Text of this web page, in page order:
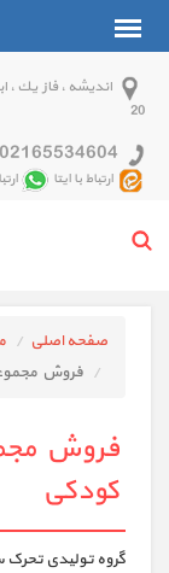
20
02165534604
ارتباط با ایتا
صفحه اصلی
فروش
فروش
کودکی
گروه تولیدی تحرک